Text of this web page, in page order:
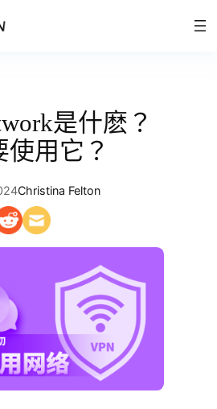
是什麽？
使用它？
Christina Felton